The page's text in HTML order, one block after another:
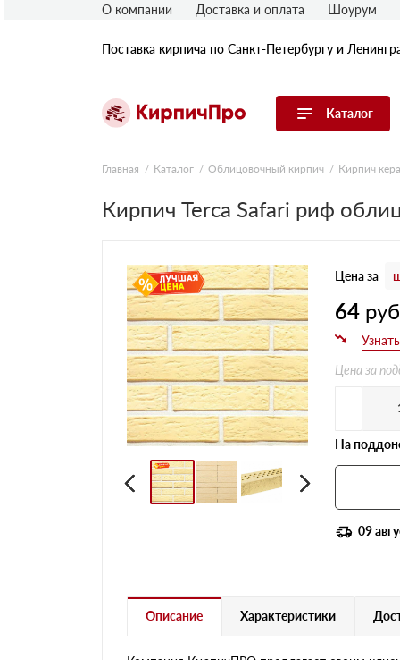
Поставка кирпича по Санкт-Петербургу и
Каталог
Перейти в каталог
Строительный (рядовой) кирпич
блок
Фасадная плитка, камень, декор
Печной кирпич
Брусчатка и мощение
Кладочные смеси
О компании Доставка и оплата Шоурум
Главная Каталог Облицовочный кирпич Кирпич
Кирпич Terca Safari риф
Цена за
64 руб
Цена за
-
На
09
Описание Характеристики